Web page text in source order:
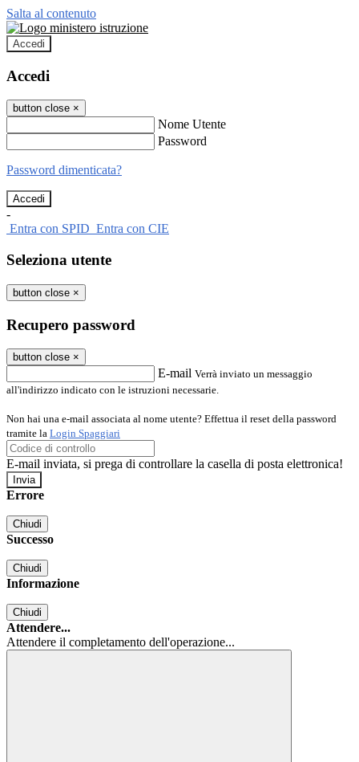
Salta al contenuto
Accedi
Accedi
button close ×
Nome Utente
Password
Password dimenticata?
-
Entra con SPID Entra con CIE
Seleziona utente
button close ×
Recupero password
button close ×
E-mail Verrà inviato un messaggio
all'indirizzo indicato con le istruzioni necessarie.
Non hai una e-mail associata al nome utente? Effettua il reset della password
tramite la Login Spaggiari
E-mail inviata, si prega di controllare la casella di posta elettronica!
Errore
Chiudi
Successo
Chiudi
Informazione
Chiudi
Attendere...
Attendere il completamento dell'operazione...